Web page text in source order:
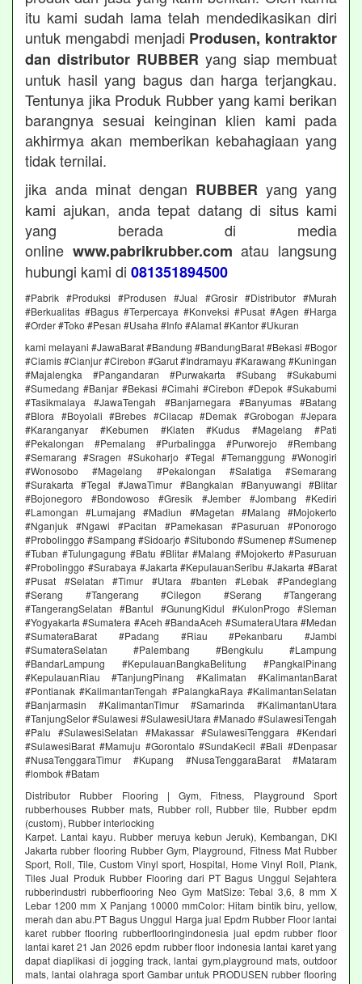
itu kami sudah lama telah mendedikasikan diri
untuk mengabdi menjadi Produsen, kontraktor
dan distributor RUBBER yang siap membuat
untuk hasil yang bagus dan harga terjangkau.
Tentunya jika Produk Rubber yang kami berikan
barangnya sesuai keinginan klien kami pada
akhirmya akan memberikan kebahagiaan yang
tidak ternilai.
jika anda minat dengan RUBBER yang yang
kami ajukan, anda tepat datang di situs kami
yang berada di media
online www.pabrikrubber.com atau langsung
hubungi kami di 081351894500
#Pabrik #Produksi #Produsen #Jual #Grosir #Distributor #Murah
#Berkualitas #Bagus #Terpercaya #Konveksi #Pusat #Agen #Harga
#Order #Toko #Pesan #Usaha #Info #Alamat #Kantor #Ukuran
kami melayani #JawaBarat #Bandung #BandungBarat #Bekasi #Bogor
#Ciamis #Cianjur #Cirebon #Garut #Indramayu #Karawang #Kuningan
#Majalengka #Pangandaran #Purwakarta #Subang #Sukabumi
#Sumedang #Banjar #Bekasi #Cimahi #Cirebon #Depok #Sukabumi
#Tasikmalaya #JawaTengah #Banjarnegara #Banyumas #Batang
#Blora #Boyolali #Brebes #Cilacap #Demak #Grobogan #Jepara
#Karanganyar #Kebumen #Klaten #Kudus #Magelang #Pati
#Pekalongan #Pemalang #Purbalingga #Purworejo #Rembang
#Semarang #Sragen #Sukoharjo #Tegal #Temanggung #Wonogiri
#Wonosobo #Magelang #Pekalongan #Salatiga #Semarang
#Surakarta #Tegal #JawaTimur #Bangkalan #Banyuwangi #Blitar
#Bojonegoro #Bondowoso #Gresik #Jember #Jombang #Kediri
#Lamongan #Lumajang #Madiun #Magetan #Malang #Mojokerto
#Nganjuk #Ngawi #Pacitan #Pamekasan #Pasuruan #Ponorogo
#Probolinggo #Sampang #Sidoarjo #Situbondo #Sumenep #Sumenep
#Tuban #Tulungagung #Batu #Blitar #Malang #Mojokerto #Pasuruan
#Probolinggo #Surabaya #Jakarta #KepulauanSeribu #Jakarta #Barat
#Pusat #Selatan #Timur #Utara #banten #Lebak #Pandeglang
#Serang #Tangerang #Cilegon #Serang #Tangerang
#TangerangSelatan #Bantul #GunungKidul #KulonProgo #Sleman
#Yogyakarta #Sumatera #Aceh #BandaAceh #SumateraUtara #Medan
#SumateraBarat #Padang #Riau #Pekanbaru #Jambi
#SumateraSelatan #Palembang #Bengkulu #Lampung
#BandarLampung #KepulauanBangkaBelitung #PangkalPinang
#KepulauanRiau #TanjungPinang #Kalimatan #KalimantanBarat
#Pontianak #KalimantanTengah #PalangkaRaya #KalimantanSelatan
#Banjarmasin #KalimantanTimur #Samarinda #KalimantanUtara
#TanjungSelor #Sulawesi #SulawesiUtara #Manado #SulawesiTengah
#Palu #SulawesiSelatan #Makassar #SulawesiTenggara #Kendari
#SulawesiBarat #Mamuju #Gorontalo #SundaKecil #Bali #Denpasar
#NusaTenggaraTimur #Kupang #NusaTenggaraBarat #Mataram
#lombok #Batam
Distributor Rubber Flooring | Gym, Fitness, Playground Sport
rubberhouses Rubber mats, Rubber roll, Rubber tile, Rubber epdm
(custom), Rubber interlocking
Karpet. Lantai kayu. Rubber meruya kebun Jeruk), Kembangan, DKI
Jakarta rubber flooring Rubber Gym, Playground, Fitness Mat Rubber
Sport, Roll, Tile, Custom Vinyl sport, Hospital, Home Vinyl Roll, Plank,
Tiles Jual Produk Rubber Flooring dari PT Bagus Unggul Sejahtera
rubberindustri rubberflooring Neo Gym MatSize: Tebal 3,6, 8 mm X
Lebar 1200 mm X Panjang 10000 mmColor: Hitam bintik biru, yellow,
merah dan abu.PT Bagus Unggul Harga jual Epdm Rubber Floor lantai
karet rubber flooring rubberflooringindonesia jual epdm rubber floor
lantai karet 21 Jan 2026 epdm rubber floor indonesia lantai karet yang
dapat diaplikasi di jogging track, lantai gym,playground mats, outdoor
mats, lantai olahraga sport Gambar untuk PRODUSEN rubber flooring